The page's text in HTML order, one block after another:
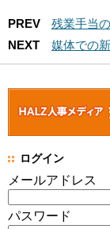
PREV
残業手当
NEXT
媒体での
ログイン
メールアドレス
パスワード